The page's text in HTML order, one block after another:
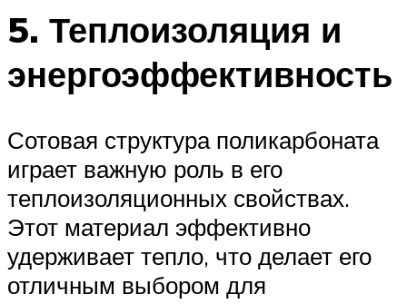
5. Теплоизоляция и
энергоэффективность
Сотовая структура поликарбоната
играет важную роль в его
теплоизоляционных свойствах.
Этот материал эффективно
удерживает тепло, что делает его
отличным выбором для